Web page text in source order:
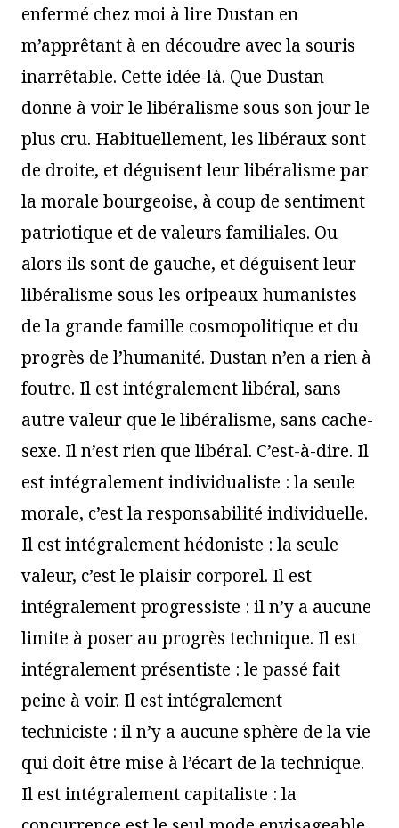
enfermé chez moi à lire Dustan en
m’apprêtant à en découdre avec la souris
inarrêtable. Cette idée-là. Que Dustan
donne à voir le libéralisme sous son jour le
plus cru. Habituellement, les libéraux sont
de droite, et déguisent leur libéralisme par
la morale bourgeoise, à coup de sentiment
patriotique et de valeurs familiales. Ou
alors ils sont de gauche, et déguisent leur
libéralisme sous les oripeaux humanistes
de la grande famille cosmopolitique et du
progrès de l’humanité. Dustan n’en a rien à
foutre. Il est intégralement libéral, sans
autre valeur que le libéralisme, sans cache-
sexe. Il n’est rien que libéral. C’est-à-dire. Il
est intégralement individualiste : la seule
morale, c’est la responsabilité individuelle.
Il est intégralement hédoniste : la seule
valeur, c’est le plaisir corporel. Il est
intégralement progressiste : il n’y a aucune
limite à poser au progrès technique. Il est
intégralement présentiste : le passé fait
peine à voir. Il est intégralement
techniciste : il n’y a aucune sphère de la vie
qui doit être mise à l’écart de la technique.
Il est intégralement capitaliste : la